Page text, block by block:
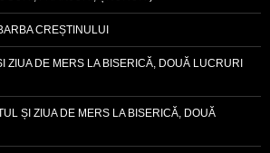
CREȘTINULUI
ZIUA DE MERS LA BISERICĂ, DOUĂ LUCRURI
ȘI ZIUA DE MERS LA BISERICĂ, DOUĂ